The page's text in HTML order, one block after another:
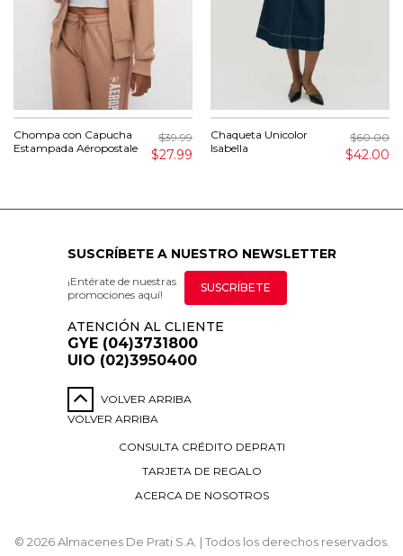
Chompa con Capucha
Estampada Aéropostale
$39.99
$27.99
Chaqueta Unicolor
Isabella
$60.00
$42.00
SUSCRÍBETE A NUESTRO NEWSLETTER
¡Entérate de nuestras
promociones aquí!
SUSCRÍBETE
ATENCIÓN AL CLIENTE
GYE (04)3731800
UIO (02)3950400
VOLVER ARRIBA
VOLVER ARRIBA
CONSULTA CRÉDITO DEPRATI
TARJETA DE REGALO
ACERCA DE NOSOTROS
© 2026 Almacenes De Prati S.A. | Todos los derechos reservados.